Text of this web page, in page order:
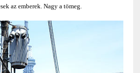
az emberek. Nagy a tömeg.